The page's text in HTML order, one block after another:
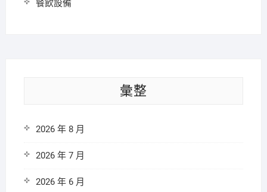
餐飲設備
彙整
2026 年 8 月
2026 年 7 月
2026 年 6 月